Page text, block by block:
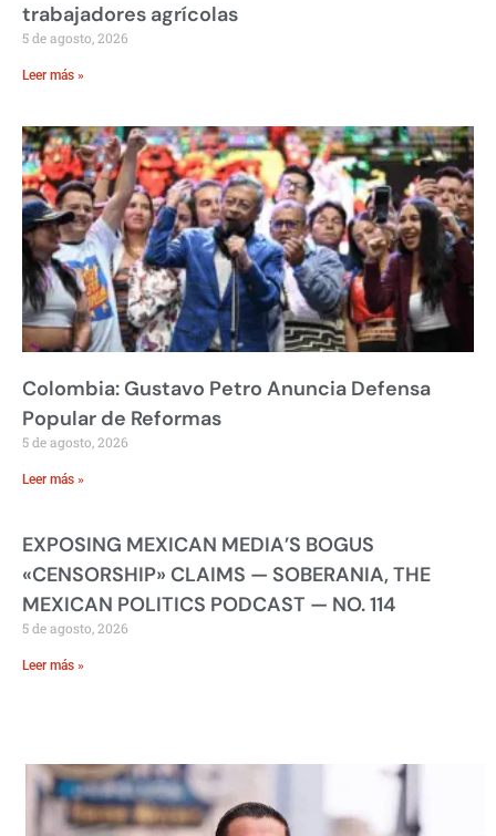
trabajadores agrícolas
5 de agosto, 2026
Leer más »
Colombia: Gustavo Petro Anuncia Defensa
Popular de Reformas
5 de agosto, 2026
Leer más »
EXPOSING MEXICAN MEDIA’S BOGUS
«CENSORSHIP» CLAIMS — SOBERANIA, THE
MEXICAN POLITICS PODCAST — NO. 114
5 de agosto, 2026
Leer más »